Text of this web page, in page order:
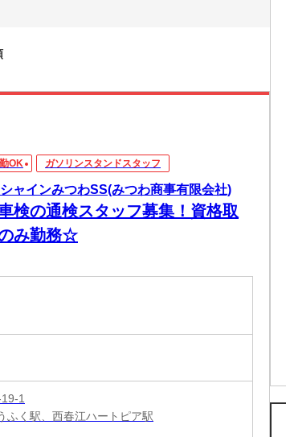
OK ガソリンスタンドスタッフ
ャインみつわSS(みつわ商事有限会社)
検の通検スタッフ募集！資格取
み勤務☆
1
ふく駅、西春江ハートピア駅